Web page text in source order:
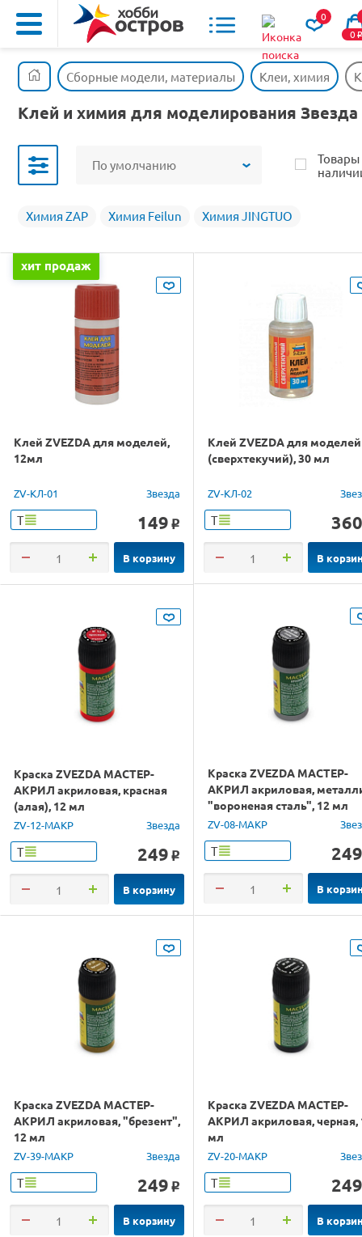
0
0o
Сборные модели, материалы Клеи, химия
Клей и химия для моделирования Звезда
По умолчанию
Товары
Химия ZAP Химия Feilun Химия JINGTUO
хит продаж
Клей ZVEZDA для моделей,
12мл
ZV-КЛ-01 Звезда
Т 149 o
В корзину
Клей ZVEZDA для моделей
(сверхтекучий), 30 мл
ZV-КЛ-02
Т 360
В
Краска ZVEZDA МАСТЕР-
АКРИЛ акриловая, красная
(алая), 12 мл
ZV-12-МАКР Звезда
Т 249 o
В корзину
Краска ZVEZDA МАСТЕР-
АКРИЛ акриловая,
"вороненая сталь", 12 мл
ZV-08-МАКР
Т 249
В
Краска ZVEZDA МАСТЕР-
АКРИЛ акриловая, "брезент",
12 мл
ZV-39-МАКР Звезда
Т 249 o
В корзину
Краска ZVEZDA МАСТЕР-
АКРИЛ акриловая, черная,
мл
ZV-20-МАКР
Т 249
В